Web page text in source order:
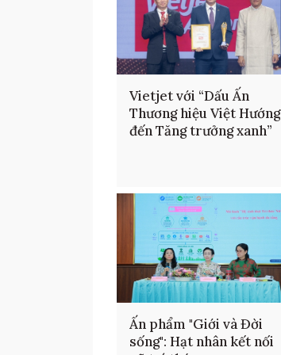
Vietjet với “Dấu Ấn
Thương hiệu Việt Hướng
đến Tăng trưởng xanh”
Ấn phẩm "Giới và Đời
sống": Hạt nhân kết nối